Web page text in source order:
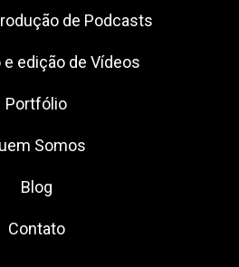
de Podcasts
e edição de Vídeos
Portfólio
Somos
Blog
Contato